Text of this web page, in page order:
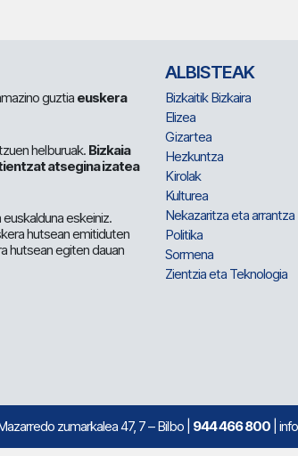
guztia euskera
helburuak. Bizkaia
atsegina izatea
eskeiniz.
hutsean emitiduten
hutsean egiten dauan
ALBISTEAK
Bizkaitik Bizkaira
Elizea
Gizartea
Hezkuntza
Kirolak
Kulturea
Nekazaritza eta arrantza
Politika
Sormena
Zientzia eta Teknologia
zumarkalea 47, 7 – Bilbo | 944 466 800 |